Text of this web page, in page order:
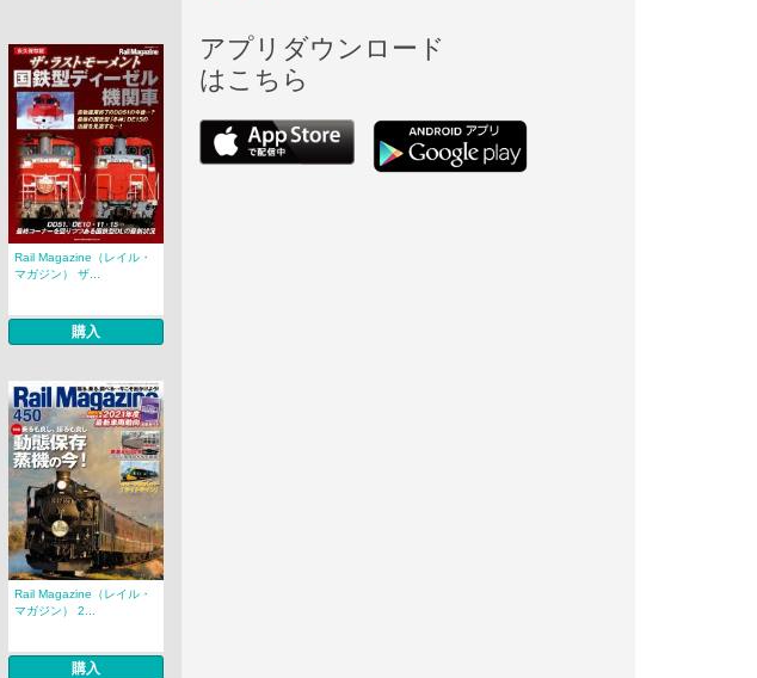
Rail Magazine（レイル・
マガジン） ザ...
購入
Rail Magazine（レイル・
マガジン） 2...
購入
アプリダウンロード
はこちら